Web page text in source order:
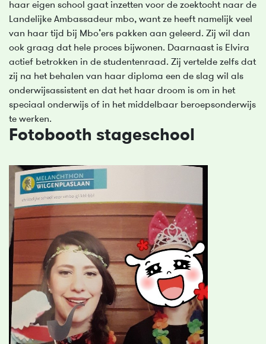
haar eigen school gaat inzetten voor de zoektocht naar de
Landelijke Ambassadeur mbo, want ze heeft namelijk veel
van haar tijd bij Mbo’ers pakken aan geleerd. Zij wil dan
ook graag dat hele proces bijwonen. Daarnaast is Elvira
actief betrokken in de studentenraad. Zij vertelde zelfs dat
zij na het behalen van haar diploma een de slag wil als
onderwijsassistent en dat het haar droom is om in het
speciaal onderwijs of in het middelbaar beroepsonderwijs
te werken.
Fotobooth stageschool